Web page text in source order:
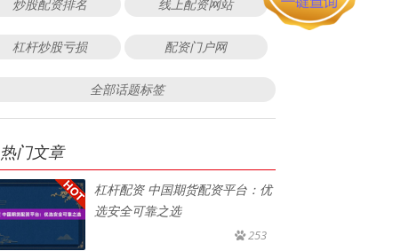
炒股配资排名 线上配资网站
杠杆炒股亏损 配资门户网
全部话题标签
热门文章
杠杆配资 中国期货配资平台：优
选安全可靠之选
253